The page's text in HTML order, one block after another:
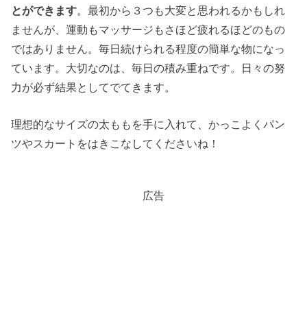
とができます 。最初から３つも大変と思われるかもしれ
ませんが、運動もマッサージもさほど疲れるほどのもの
ではありません。毎日続けられる程度の簡単な物になっ
ています。大切なのは、毎日の積み重ねです。日々の努
力が必ず結果としてでてきます。
理想的なサイズの太ももを手に入れて、かっこよくパン
ツやスカートをはきこなしてくださいね！
広告